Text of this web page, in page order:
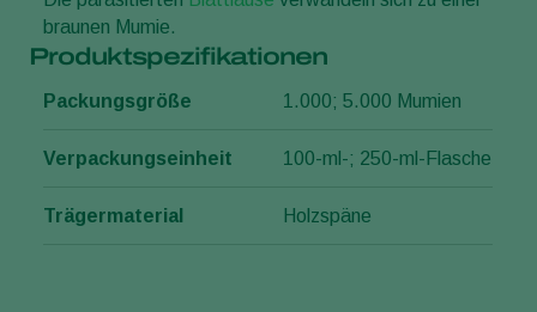
braunen Mumie.
Produktspezifikationen
Packungsgröße 1.000; 5.000 Mumien
Verpackungseinheit 100-ml-; 250-ml-Flasche
Trägermaterial Holzspäne